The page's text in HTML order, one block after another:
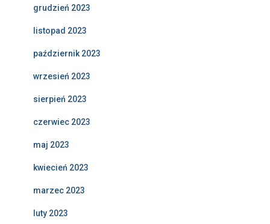
grudzień 2023
listopad 2023
październik 2023
wrzesień 2023
sierpień 2023
czerwiec 2023
maj 2023
kwiecień 2023
marzec 2023
luty 2023